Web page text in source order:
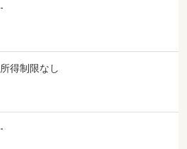
-
所得制限なし
-